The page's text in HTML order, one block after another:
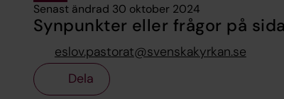
Senast ändrad 30 oktober 2024
Synpunkter eller frågor på
eslov.pastorat@svenskakyrkan.se
Dela